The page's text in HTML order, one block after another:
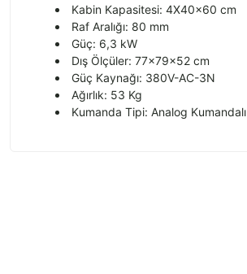
Kabin Kapasitesi: 4X40x60 cm
Raf Aralığı: 80 mm
Güç: 6,3 kW
Dış Ölçüler: 77x79x52 cm
Güç Kaynağı: 380V-AC-3N
Ağırlık: 53 Kg
Kumanda Tipi: Analog Kumandalı